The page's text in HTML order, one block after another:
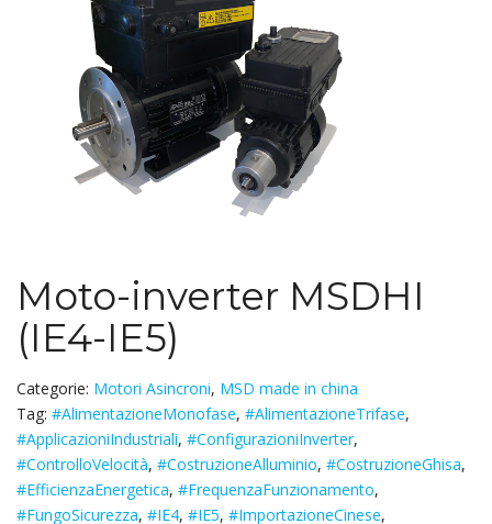
Moto-inverter MSDHI
(IE4-IE5)
Categorie: Motori Asincroni, MSD made in china
Tag: #AlimentazioneMonofase, #AlimentazioneTrifase,
#ApplicazioniIndustriali, #ConfigurazioniInverter,
#ControlloVelocità, #CostruzioneAlluminio, #CostruzioneGhisa,
#EfficienzaEnergetica, #FrequenzaFunzionamento,
#FungoSicurezza, #IE4, #IE5, #ImportazioneCinese,